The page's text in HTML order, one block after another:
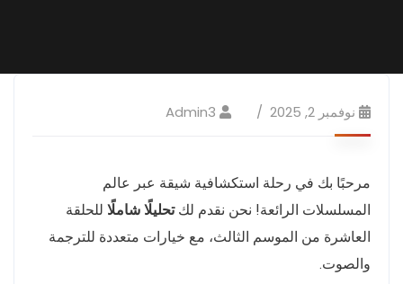
نوفمبر 2, 2025 Admin3
مرحبًا بك في رحلة استكشافية شيقة عبر عالم
المسلسلات الرائعة! نحن نقدم لكتحليلًا شاملًا للحلقة
العاشرة من الموسم الثالث، مع خيارات متعددة للترجمة
والصوت.